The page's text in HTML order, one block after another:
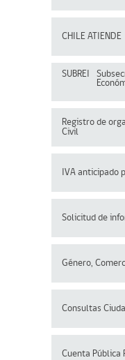
CHILE ATIENDE
SUBREI
Registro de
Civil
IVA anticipado
Solicitud de
Género,
Consultas
Cuenta Pública